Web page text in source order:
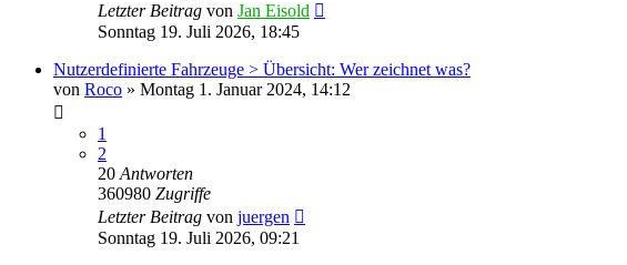
Letzter Beitrag von Jan Eisold
Sonntag 19. Juli 2026, 18:45
Nutzerdefinierte Fahrzeuge > Übersicht: Wer zeichnet was?
von Roco » Montag 1. Januar 2024, 14:12
1
2
20 Antworten
360980 Zugriffe
Letzter Beitrag von juergen
Sonntag 19. Juli 2026, 09:21